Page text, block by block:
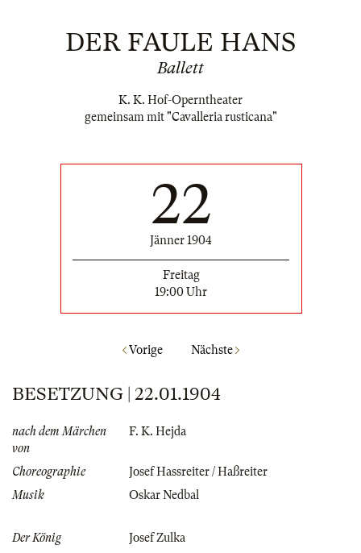
DER FAULE HANS
Ballett
K. K. Hof-Operntheater
gemeinsam mit "Cavalleria rusticana"
22
Jänner 1904
Freitag
19:00 Uhr
Vorige Nächste
BESETZUNG | 22.01.1904
nach dem Märchen
von
F. K. Hejda
Choreographie
Josef Hassreiter / Haßreiter
Musik
Oskar Nedbal
Der König
Josef Zulka